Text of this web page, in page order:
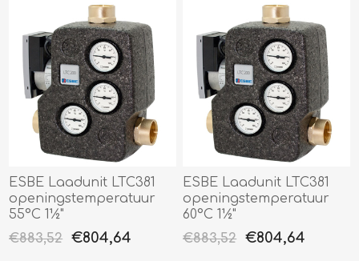
ESBE Laadunit LTC381
openingstemperatuur
55°C 1½"
€883,52
€804,64
ESBE Laadunit LTC381
openingstemperatuur
60°C 1½"
€883,52
€804,64